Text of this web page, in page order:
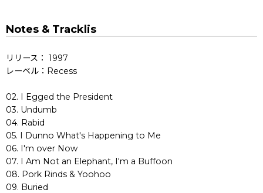
Notes & Tracklis
リリース： 1997
レーベル：Recess
02. I Egged the President
03. Undumb
04. Rabid
05. I Dunno What's Happening to Me
06. I'm over Now
07. I Am Not an Elephant, I'm a Buffoon
08. Pork Rinds & Yoohoo
09. Buried